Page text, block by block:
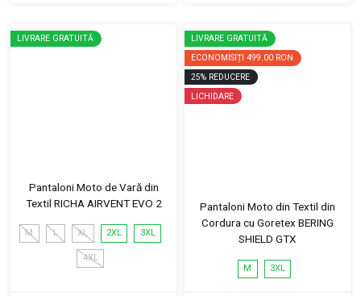
LIVRARE GRATUITĂ
Pantaloni Moto de Vară din
Textil RICHA AIRVENT EVO 2
M L XL 2XL 3XL
4XL
LIVRARE GRATUITĂ
ECONOMISIȚI 499.00 RON
25% REDUCERE
LICHIDARE
Pantaloni Moto din Textil din
Cordura cu Goretex BERING
SHIELD GTX
M 3XL